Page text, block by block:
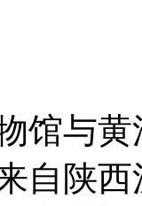
馆与
陕西